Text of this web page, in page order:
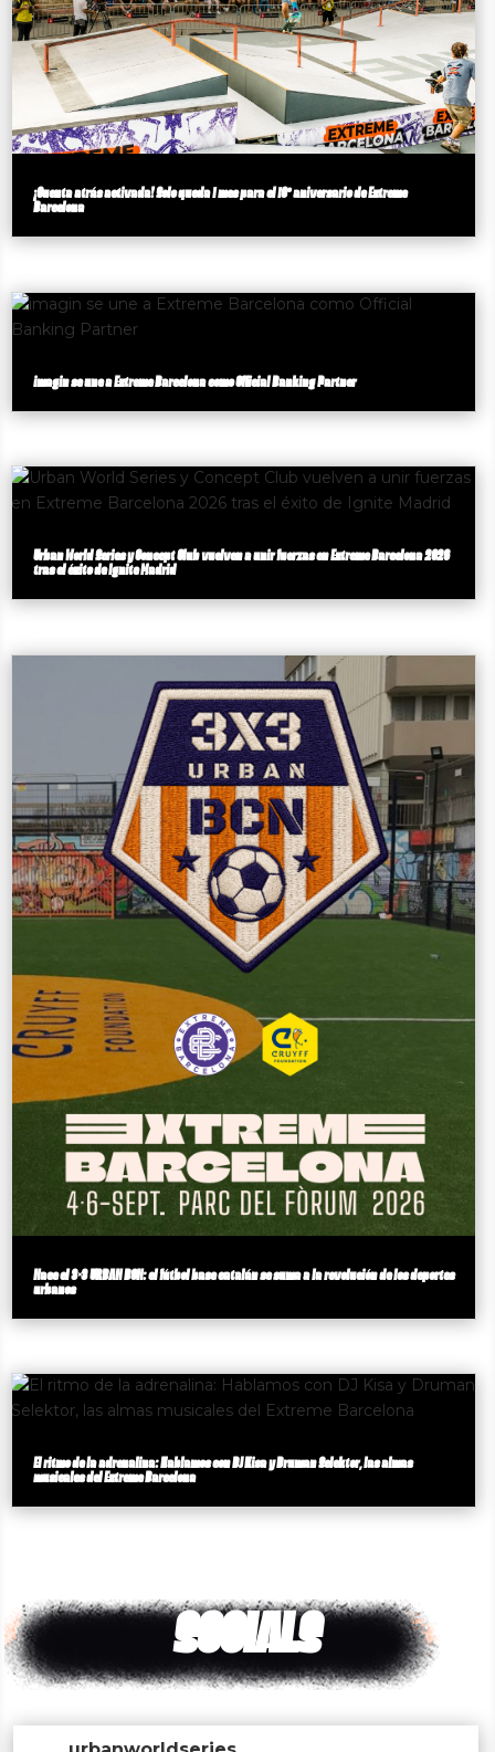
¡Cuenta atrás activada! Solo queda 1 mes para el 18º aniversario de Extreme
Barcelona
imagin se une a Extreme Barcelona como Official Banking Partner
Urban World Series y Concept Club vuelven a unir fuerzas en Extreme Barcelona 2026
tras el éxito de Ignite Madrid
Nace el 3×3 URBAN BCN: el fútbol base catalán se suma a la revolución de los deportes
urbanos
El ritmo de la adrenalina: Hablamos con DJ Kisa y Druman Selektor, las almas
musicales del Extreme Barcelona
SOCIALS